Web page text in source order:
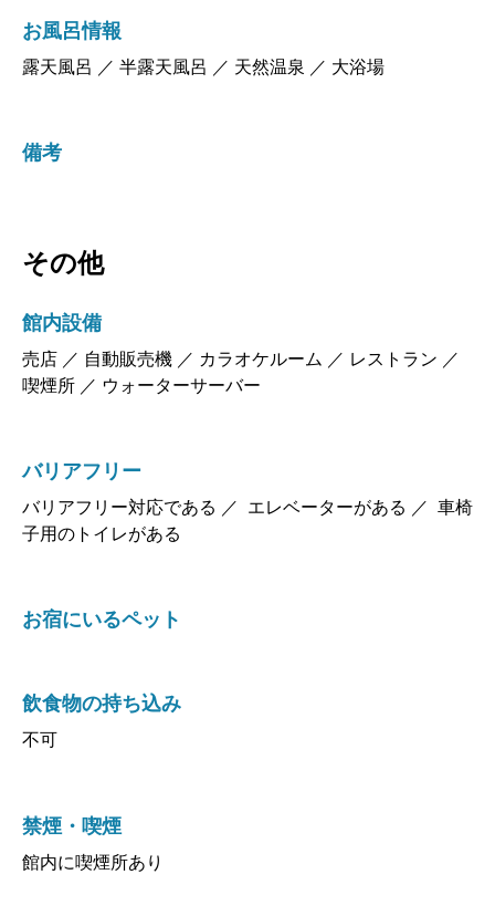
お風呂情報
露天風呂 ／ 半露天風呂 ／ 天然温泉 ／ 大浴場
備考
その他
館内設備
売店 ／ 自動販売機 ／ カラオケルーム ／ レストラン ／
喫煙所 ／ ウォーターサーバー
バリアフリー
バリアフリー対応である ／ エレベーターがある ／ 車椅
子用のトイレがある
お宿にいるペット
飲食物の持ち込み
不可
禁煙・喫煙
館内に喫煙所あり